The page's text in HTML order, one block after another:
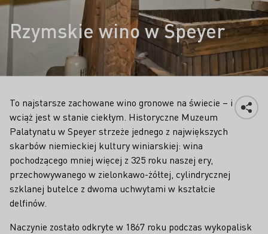
Rzymskie wino w Speyer
To najstarsze zachowane wino gronowe na świecie – i
wciąż jest w stanie ciekłym. Historyczne Muzeum
Palatynatu w Speyer strzeże jednego z największych
skarbów niemieckiej kultury winiarskiej: wina
pochodzącego mniej więcej z 325 roku naszej ery,
przechowywanego w zielonkawo-żółtej, cylindrycznej
szklanej butelce z dwoma uchwytami w kształcie
delfinów.
Naczynie zostało odkryte w 1867 roku podczas wykopalisk